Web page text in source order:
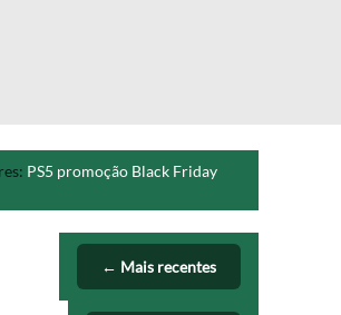
PS5 promoção Black Friday
← Mais recentes